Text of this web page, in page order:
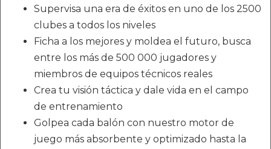
Supervisa una era de éxitos en uno de los 2500
clubes a todos los niveles
Ficha a los mejores y moldea el futuro, busca
entre los más de 500 000 jugadores y
miembros de equipos técnicos reales
Crea tu visión táctica y dale vida en el campo
de entrenamiento
Golpea cada balón con nuestro motor de
juego más absorbente y optimizado hasta la